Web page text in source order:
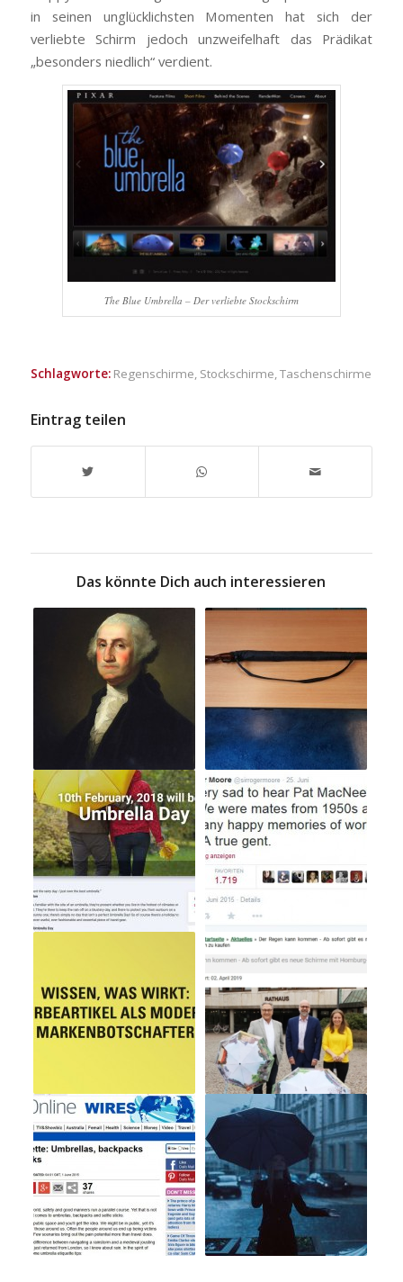
in seinen unglücklichsten Momenten hat sich der
verliebte Schirm jedoch unzweifelhaft das Prädikat
„besonders niedlich“ verdient.
The Blue Umbrella – Der verliebte Stockschirm
Schlagworte: Regenschirme Stockschirme Taschenschirme
Eintrag teilen
Das könnte Dich auch interessieren